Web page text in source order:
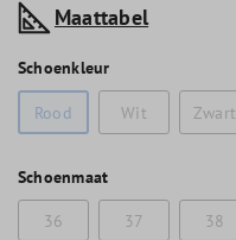
Maattabel
Schoenkleur
Rood
Wit Zwart
Schoenmaat
36
37 38